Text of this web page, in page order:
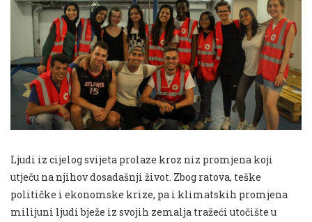
Ljudi iz cijelog svijeta prolaze kroz niz promjena koji
utječu na njihov dosadašnji život. Zbog ratova, teške
političke i ekonomske krize, pa i klimatskih promjena
milijuni ljudi bježe iz svojih zemalja tražeći utočište u